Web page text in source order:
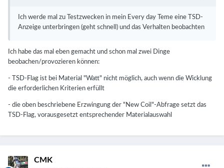
Ich werde mal zu Testzwecken in mein Every day Teme eine TSD-
Anzeige unterbringen (geht schnell) und das Verhalten beobachten
Ich habe das mal eben gemacht und schon mal zwei Dinge
beobachen/provozieren können:
- TSD-Flag ist bei Material "Watt" nicht möglich, auch wenn die Wicklung
die erforderlichen Kriterien erfüllt
- die oben beschriebene Erzwingung der "New Coil"-Abfrage setzt das
TSD-Flag, vorausgesetzt entsprechender Materialauswahl
CMK